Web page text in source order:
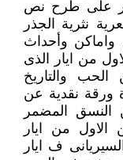
على طرح نص
نثرية الجذر
واماكن وأحداث
من ايار الذى
والتاريخ
ورقة نقدية عن
النسق المضمر
الاول من ايار
ف ايار